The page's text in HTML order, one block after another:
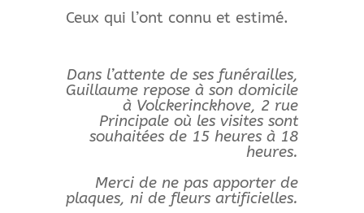
Ceux qui l’ont connu et estimé.
Dans l’attente de ses funérailles,
Guillaume repose à son domicile
à Volckerinckhove, 2 rue
Principale où les visites sont
souhaitées de 15 heures à 18
heures.
Merci de ne pas apporter de
plaques, ni de fleurs artificielles.